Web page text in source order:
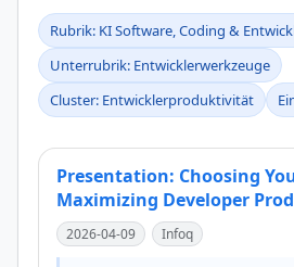
Rubrik: KI Software, Coding &
Unterrubrik: Entwicklerwerkzeuge
Cluster: Entwicklerproduktivität
Presentation: Choosing
Maximizing Developer
2026-04-09 Infoq